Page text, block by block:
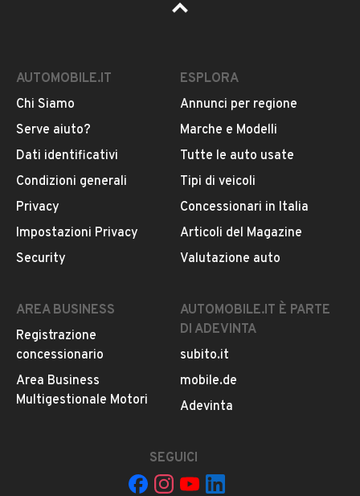
Pubblicità
DESCRIZIONE
Mercedes-Benz CLK 200 Kompressor - SOLO RICAMBI
INFORMAZIONI VEICOLO
DATI BASE
Tipologia
USATO
AUTOMOBILE.IT
Chi Siamo
Serve aiuto?
Dati identificativi
Condizioni generali
Privacy
Impostazioni Privacy
Security
ESPLORA
Annunci per regione
Marche e Modelli
Tutte le auto usate
Tipi di veicoli
Concessionari in Italia
Articoli del Magazine
Valutazione auto
AREA BUSINESS
Registrazione
concessionario
Area Business
Multigestionale Motori
AUTOMOBILE.IT È PARTE
DI ADEVINTA
subito.it
mobile.de
Adevinta
SEGUICI